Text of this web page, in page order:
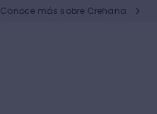
Conoce más sobre Crehana